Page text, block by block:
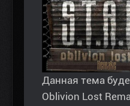
Данная тема
Oblivion Lost